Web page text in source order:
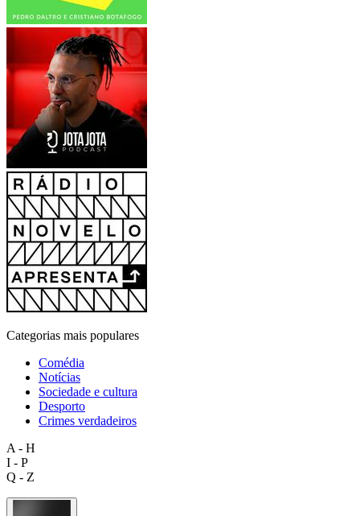
Categorias mais populares
Comédia
Notícias
Sociedade e cultura
Desporto
Crimes verdadeiros
A - H
I - P
Q - Z